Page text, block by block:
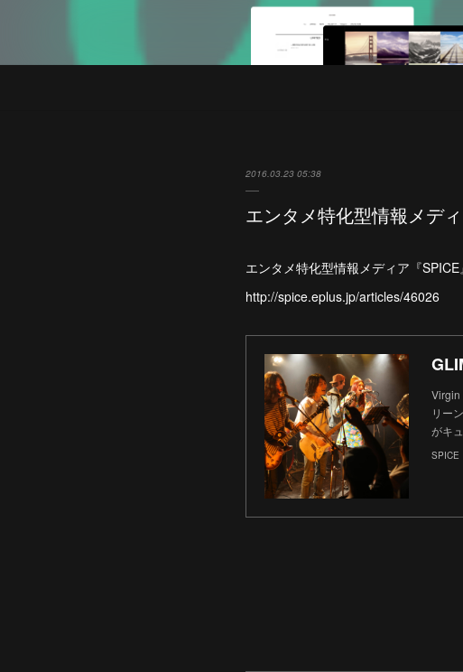
2016.03.23 05:38
エンタメ特化型情報メデ
エンタメ特化型情報メディア『
http://spice.eplus.jp/articles/46026
リー
がキ
SPICE